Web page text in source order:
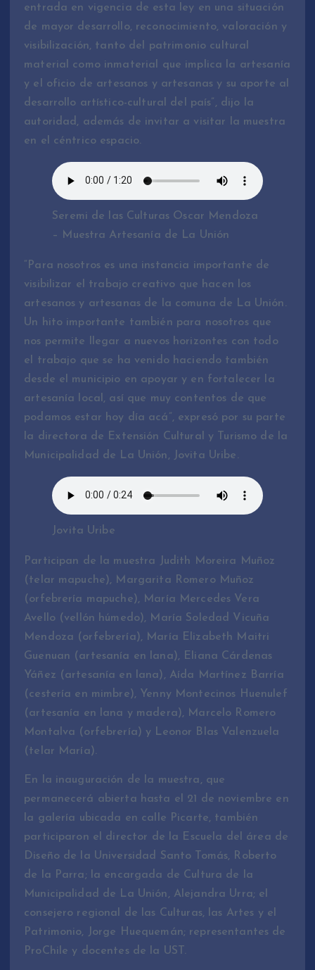
entrada en vigencia de esta ley en una situación
de mayor desarrollo, reconocimiento, valoración y
visibilización, tanto del patrimonio cultural
material como inmaterial que implica la artesanía
y el oficio de artesanos y artesanas y su aporte al
desarrollo artístico-cultural del país”, dijo la
autoridad, además de invitar a visitar la muestra
en el céntrico espacio.
Seremi de las Culturas Oscar Mendoza
– Muestra Artesanía de La Unión
“Para nosotros es una instancia importante de
visibilizar el trabajo creativo que hacen los
artesanos y artesanas de la comuna de La Unión.
Un hito importante también para nosotros que
nos permite llegar a nuevos horizontes con todo
el trabajo que se ha venido haciendo también
desde el municipio en apoyar y en fortalecer la
artesanía local, así que muy contentos de que
podamos estar hoy día acá”, expresó por su parte
la directora de Extensión Cultural y Turismo de la
Municipalidad de La Unión, Jovita Uribe.
Jovita Uribe
Participan de la muestra Judith Moreira Muñoz
(telar mapuche), Margarita Romero Muñoz
(orfebrería mapuche), María Mercedes Vera
Avello (vellón húmedo), María Soledad Vicuña
Mendoza (orfebrería), María Elizabeth Maitri
Guenuan (artesanía en lana), Eliana Cárdenas
Yáñez (artesanía en lana), Aída Martínez Barría
(cestería en mimbre), Yenny Montecinos Huenulef
(artesanía en lana y madera), Marcelo Romero
Montalva (orfebrería) y Leonor Blas Valenzuela
(telar María).
En la inauguración de la muestra, que
permanecerá abierta hasta el 21 de noviembre en
la galería ubicada en calle Picarte, también
participaron el director de la Escuela del área de
Diseño de la Universidad Santo Tomás, Roberto
de la Parra; la encargada de Cultura de la
Municipalidad de La Unión, Alejandra Urra; el
consejero regional de las Culturas, las Artes y el
Patrimonio, Jorge Huequemán; representantes de
ProChile y docentes de la UST.